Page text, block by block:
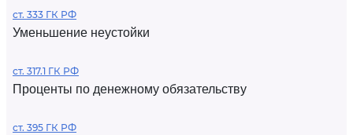
ст. 333 ГК РФ
Уменьшение неустойки
ст. 317.1 ГК РФ
Проценты по денежному обязательству
ст. 395 ГК РФ